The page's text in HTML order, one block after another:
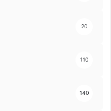
20
110
140